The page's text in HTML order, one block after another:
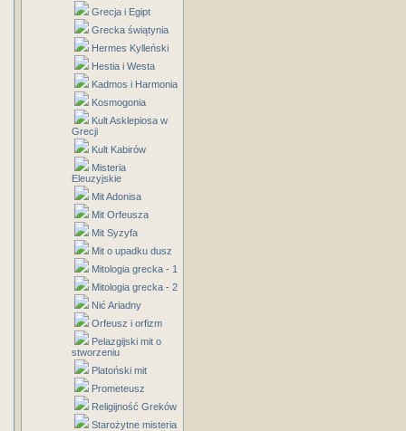
Grecja i Egipt
Grecka świątynia
Hermes Kylleński
Hestia i Westa
Kadmos i Harmonia
Kosmogonia
Kult Asklepiosa w
Grecji
Kult Kabirów
Misteria
Eleuzyjskie
Mit Adonisa
Mit Orfeusza
Mit Syzyfa
Mit o upadku dusz
Mitologia grecka - 1
Mitologia grecka - 2
Nić Ariadny
Orfeusz i orfizm
Pelazgijski mit o
stworzeniu
Platoński mit
Prometeusz
Religijność Greków
Starożytne misteria